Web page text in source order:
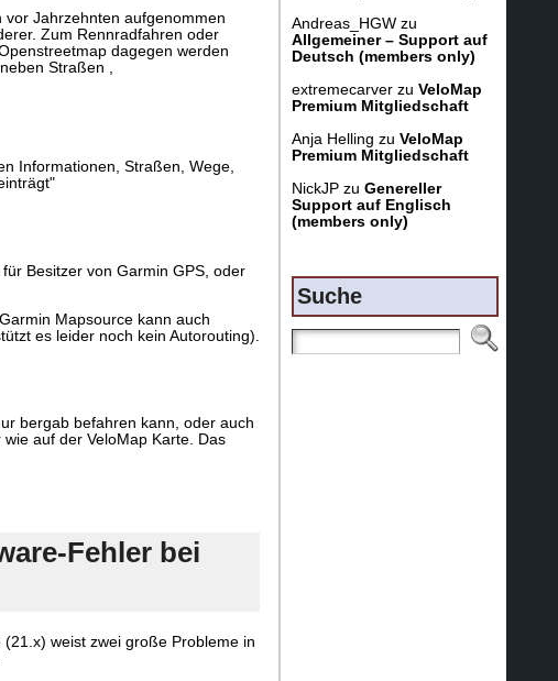
Jahrzehnten aufgenommen
Zum Rennradfahren oder
dagegen werden
Straßen ,
Informationen, Straßen, Wege,
Besitzer von Garmin GPS, oder
Mapsource kann auch
es leider noch kein Autorouting).
bergab befahren kann, oder auch
auf der VeloMap Karte. Das
Fehler bei
weist zwei große Probleme in
Andreas_HGW zu
Allgemeiner – Support auf
Deutsch (members only)
extremecarver zu VeloMap
Premium Mitgliedschaft
Anja Helling zu VeloMap
Premium Mitgliedschaft
NickJP zu Genereller
Support auf Englisch
(members only)
Suche